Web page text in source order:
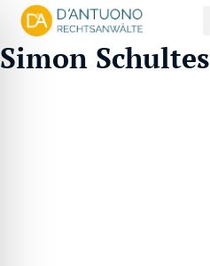
Zum
Inhalt
springen
Simon Schultes